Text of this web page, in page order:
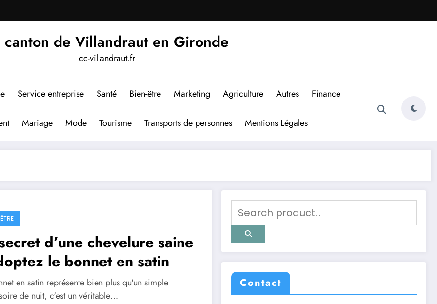
canton de Villandraut en Gironde
cc-villandraut.fr
Service entreprise Santé Bien-ëtre Marketing Agriculture Autres Finance
Mariage Mode Tourisme Transports de personnes Mentions Légales
d’une chevelure saine
le bonnet en satin
en satin représente bien plus qu'un simple
de nuit, c'est un véritable…
Contact